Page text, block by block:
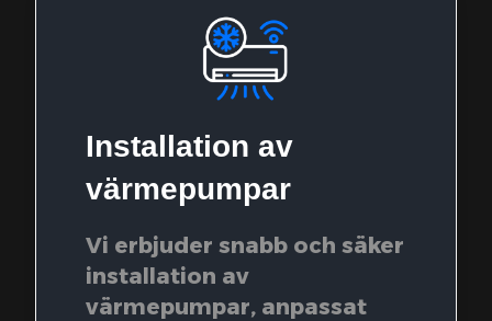
Installation av
värmepumpar
Vi erbjuder snabb och säker
installation av
värmepumpar, anpassat